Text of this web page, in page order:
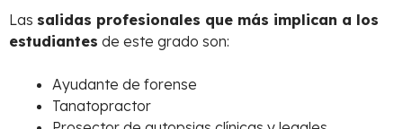
Las salidas profesionales que más implican a los
estudiantes de este grado son:
Ayudante de forense
Tanatopractor